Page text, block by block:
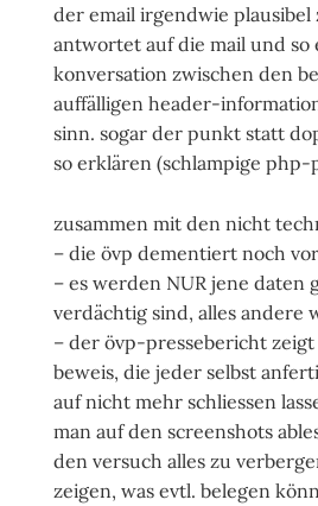
der email irgendwie plausibel
antwortet auf die mail und so
konversation zwischen den
auffälligen header-
sinn. sogar der punkt statt
so erklären (schlampige
zusammen mit den nicht
– die övp dementiert noch
– es werden NUR jene daten
verdächtig sind, alles andere
– der övp-pressebericht zeigt
beweis, die jeder selbst
auf nicht mehr schliessen
man auf den screenshots
den versuch alles zu
zeigen, was evtl. belegen